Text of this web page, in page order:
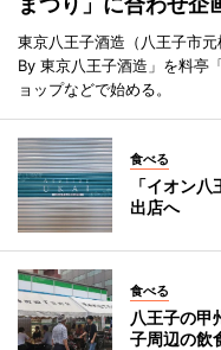
東京八王子酒造（八王子市
By 東京八王子酒造」を料亭
ョップなどで始める。
食べる
「イオン
出店へ
食べる
八王子の
子周辺の飲